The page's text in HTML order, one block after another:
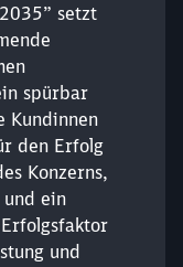
setzt
spürbar
Kundinnen
den Erfolg
Konzerns,
ein
und